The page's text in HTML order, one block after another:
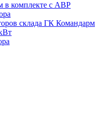
в комплекте с АВР
склада ГК Командарм